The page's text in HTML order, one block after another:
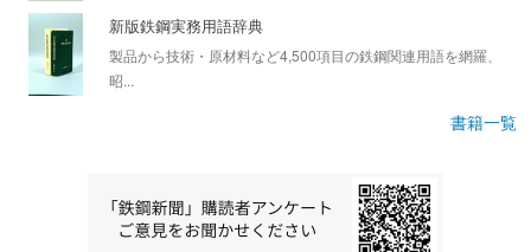
新版鉄鋼実務用語辞典
製品から技術・原材料など4,500項目の鉄鋼関連用語を網羅、
昭...
書籍一覧